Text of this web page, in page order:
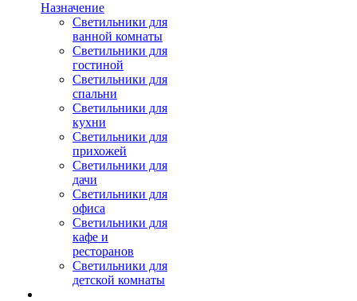
Назначение
Светильники для
ванной комнаты
Светильники для
гостиной
Светильники для
спальни
Светильники для
кухни
Светильники для
прихожей
Светильники для
дачи
Светильники для
офиса
Светильники для
кафе и
ресторанов
Светильники для
детской комнаты